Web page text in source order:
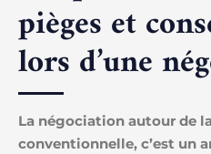
pièges et
lors d’une
La négociation autour de
conventionnelle, c’est un